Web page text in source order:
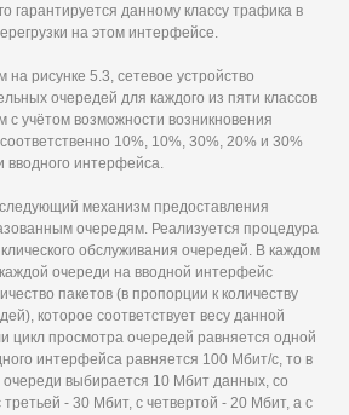
гарантируется данному классу трафика в
на этом интерфейсе.
рисунке 5.3, сетевое устройство
очередей для каждого из пяти классов
учётом возможности возникновения
10%, 10%, 30%, 20% и 30%
вводного интерфейса.
механизм предоставления
очередям. Реализуется процедура
обслуживания очередей. В каждом
очереди на вводной интерфейс
пакетов (в пропорции к количеству
которое соответствует весу данной
цикл просмотра очередей равняется одной
интерфейса равняется 100 Мбит/с, то в
очереди выбирается 10 Мбит данных, со
- 30 Мбит, с четвертой - 20 Мбит, а с